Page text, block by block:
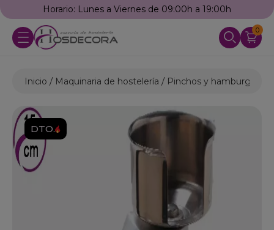
Horario: Lunes a Viernes de 09:00h a 19:00h
0
Inicio Maquinaria de hostelería Pinchos y
DTO.